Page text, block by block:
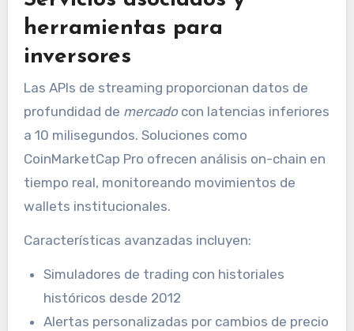
herramientas para
inversores
Las APIs de streaming proporcionan datos de
profundidad de mercadocon latencias inferiores
a 10 milisegundos. Soluciones como
CoinMarketCap Pro ofrecen análisis on-chain en
tiempo real, monitoreando movimientos de
wallets institucionales.
Características avanzadas incluyen:
Simuladores de trading con historiales
históricos desde 2012
Alertas personalizadas por cambios de precio